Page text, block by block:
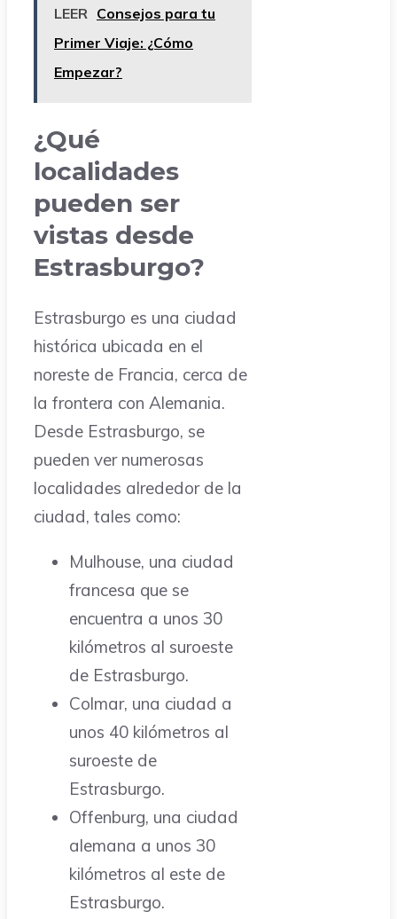
LEER Consejos para tu
Primer Viaje: ¿Cómo
Empezar?
¿Qué
localidades
pueden ser
vistas desde
Estrasburgo?
Estrasburgo es una ciudad
histórica ubicada en el
noreste de Francia, cerca de
la frontera con Alemania.
Desde Estrasburgo, se
pueden ver numerosas
localidades alrededor de la
ciudad, tales como:
Mulhouse, una ciudad
francesa que se
encuentra a unos 30
kilómetros al suroeste
de Estrasburgo.
Colmar, una ciudad a
unos 40 kilómetros al
suroeste de
Estrasburgo.
Offenburg, una ciudad
alemana a unos 30
kilómetros al este de
Estrasburgo.